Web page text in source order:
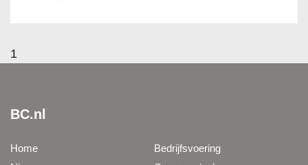
1
BC.nl
Home
Bedrijfsvoering